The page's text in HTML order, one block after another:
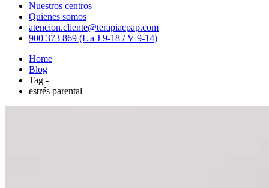
Nuestros centros
Quienes somos
atencion.cliente@terapiacpap.com
900 373 869 (L a J 9-18 / V 9-14)
Home
Blog
Tag -
estrés parental